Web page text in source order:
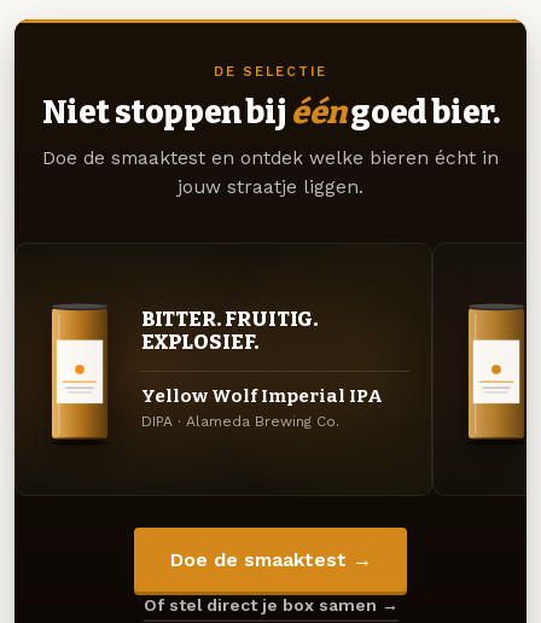
DE SELECTIE
Niet stoppen bij ééngoed bier.
Doe de smaaktest en ontdek welke bieren écht in
jouw straatje liggen.
BITTER. FRUITIG.
EXPLOSIEF.
Yellow Wolf Imperial IPA
DIPA · Alameda Brewing Co.
Doe de smaaktest →
Of stel direct je box samen →